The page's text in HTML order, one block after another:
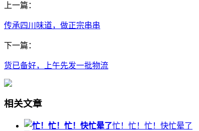
上一篇：
传承四川味道，做正宗串串
下一篇：
货已备好，上午先发一批物流
相关文章
忙！忙！忙！快忙晕了